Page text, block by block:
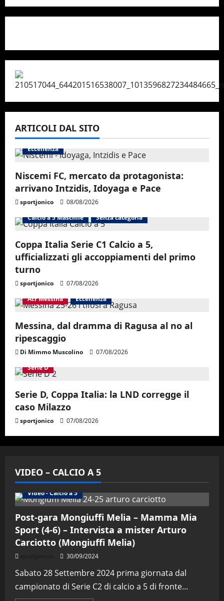
ARTICOLI DAL SITO
Eccellenza
Niscemi FC, mercato da protagonista:
arrivano Intzidis, Idoyaga e Pace
sportjonico
08/08/2026
Calcio a 5 Maschile
Senza categoria
Coppa Italia Serie C1 Calcio a 5,
ufficializzati gli accoppiamenti del primo
turno
sportjonico
07/08/2026
Acr Messina
Eccellenza
Messina, dal dramma di Ragusa al no al
ripescaggio
Di Mimmo Muscolino
07/08/2026
Serie D
Serie D, Coppa Italia: la LND corregge il
caso Milazzo
sportjonico 07/08/2026
VIDEO – CALCIO A 5
Video - Calcio a 5
Post-gara Mongiuffi Melia – Mamma Mia
Sport (4-6) – Intervista a mister Arturo
Carciotto (Mongiuffi Melia)
30/09/2024
Sabato 28 Settembre 2024 prima giornata dal
campionato di Serie C2 di calcio a 5 di fronte...